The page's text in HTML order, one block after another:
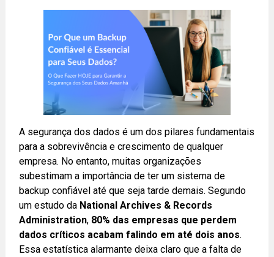
A segurança dos dados é um dos pilares fundamentais
para a sobrevivência e crescimento de qualquer
empresa. No entanto, muitas organizações
subestimam a importância de ter um sistema de
backup confiável até que seja tarde demais. Segundo
um estudo da National Archives & Records
Administration, 80% das empresas que perdem
dados críticos acabam falindo em até dois anos.
Essa estatística alarmante deixa claro que a falta de